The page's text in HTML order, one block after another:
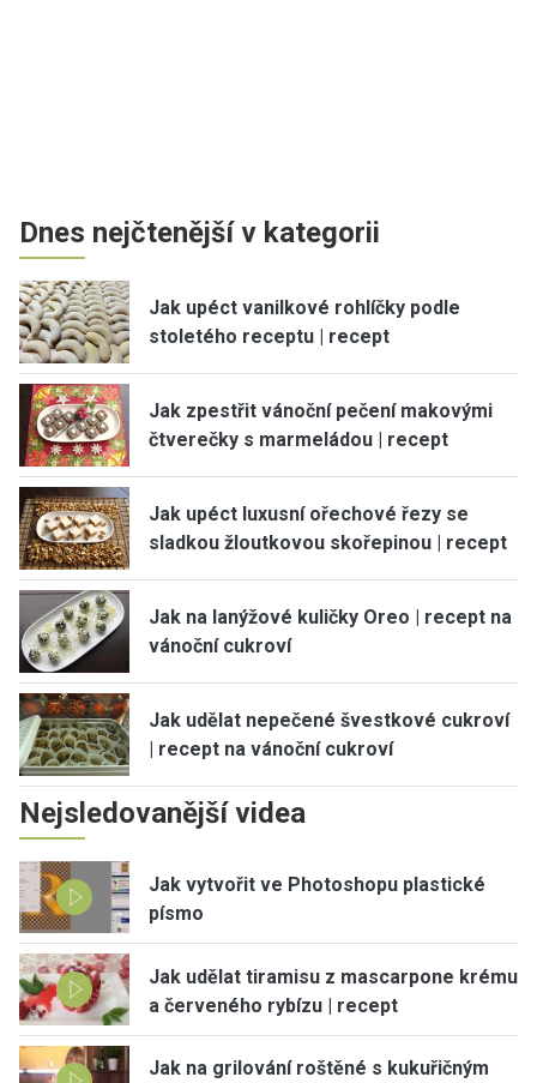
Dnes nejčtenější v kategorii
Jak upéct vanilkové rohlíčky podle
stoletého receptu | recept
Jak zpestřit vánoční pečení makovými
čtverečky s marmeládou | recept
Jak upéct luxusní ořechové řezy se
sladkou žloutkovou skořepinou | recept
Jak na lanýžové kuličky Oreo | recept na
vánoční cukroví
Jak udělat nepečené švestkové cukroví
| recept na vánoční cukroví
Nejsledovanější videa
Jak vytvořit ve Photoshopu plastické
písmo
Jak udělat tiramisu z mascarpone krému
a červeného rybízu | recept
Jak na grilování roštěné s kukuřičným